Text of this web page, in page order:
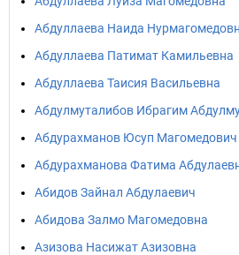
Абдуллаева Наида
Абдуллаева Патимат Камильевна
Абдуллаева Таисия Васильевна
Абдулмуталибов Ибрагим
Абдурахманов Юсуп Магомедович
Абдурахманова Фатима
Абидов Зайнал Абдулаевич
Абидова Залмо Магомедовна
Азизова Насижат Азизовна